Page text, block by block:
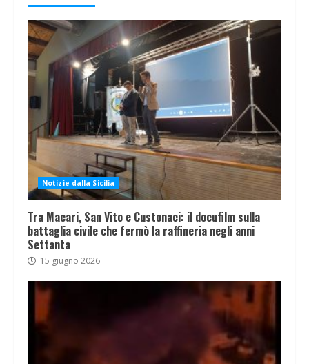
Notizie dalla Sicilia
Tra Macari, San Vito e Custonaci: il docufilm sulla
battaglia civile che fermò la raffineria negli anni
Settanta
15 giugno 2026